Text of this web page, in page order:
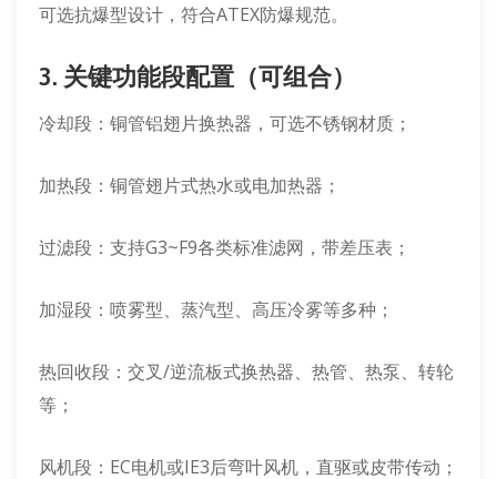
可选抗爆型设计，符合ATEX防爆规范。
3. 关键功能段配置（可组合）
冷却段：铜管铝翅片换热器，可选不锈钢材质；
加热段：铜管翅片式热水或电加热器；
过滤段：支持G3~F9各类标准滤网，带差压表；
加湿段：喷雾型、蒸汽型、高压冷雾等多种；
热回收段：交叉/逆流板式换热器、热管、热泵、转轮
等；
风机段：EC电机或IE3后弯叶风机，直驱或皮带传动；